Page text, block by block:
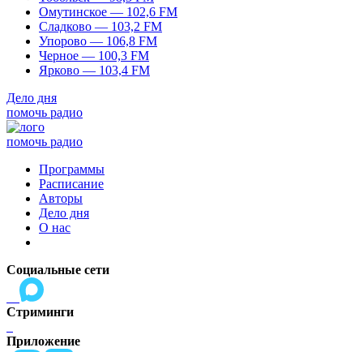
Омутинское — 102,6 FM
Сладково — 103,2 FM
Упорово — 106,8 FM
Черное — 100,3 FM
Ярково — 103,4 FM
Дело дня
помочь радио
помочь радио
Программы
Расписание
Авторы
Дело дня
О нас
Социальные сети
Стриминги
Приложение